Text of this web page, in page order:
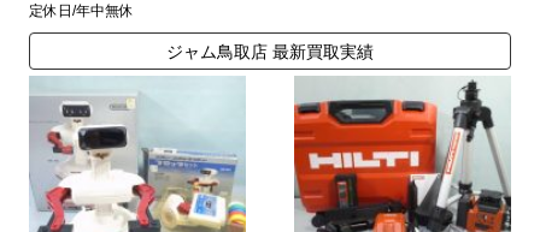
定休日/年中無休
ジャム鳥取店 最新買取実績